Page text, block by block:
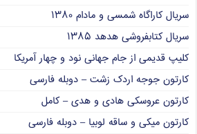
سریال کاراگاه شمسی و مادام ۱۳۸۰
سریال کتابفروشی هدهد ۱۳۸۵
کلیپ قدیمی از جام جهانی نود و چهار آمریکا
کارتون جوجه اردک زشت – دوبله فارسی
کارتون عروسکی هادی و هدی – کامل
کارتون میکی و ساقه لوبیا – دوبله فارسی